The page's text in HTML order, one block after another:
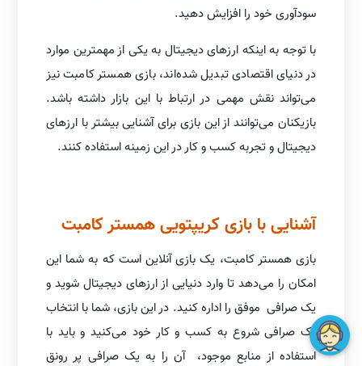
سودآوری خود را افزایش دهید.
با توجه به اینکه ارزهای دیجیتال به یکی از مهمترین موارد
در دنیای اقتصادی تبدیل شده‌اند، بازی همستر کامبت نیز
می‌تواند نقش مهمی در ارتباط با این بازار داشته باشد.
بازیکنان می‌توانند از این بازی برای آشنایی بیشتر با ارزهای
دیجیتال و تجربه کسب و کار در این زمینه استفاده کنند.
آشنایی با بازی کریپتویی همستر کامبت
بازی همستر کامبت، یک بازی آنلاین است که به شما این
امکان را می‌دهد تا وارد دنیایی از ارزهای دیجیتال شوید و
یک صرافی موفق را اداره کنید. در این بازی، شما با انتخاب
یک صرافی شروع به کسب و کار خود می‌کنید و باید با
استفاده از منابع موجود، آن را به یک صرافی پر رونق